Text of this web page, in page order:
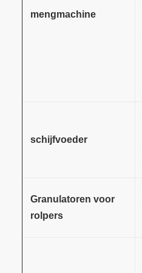
mengmachine
schijfvoeder
Granulatoren voor
rolpers